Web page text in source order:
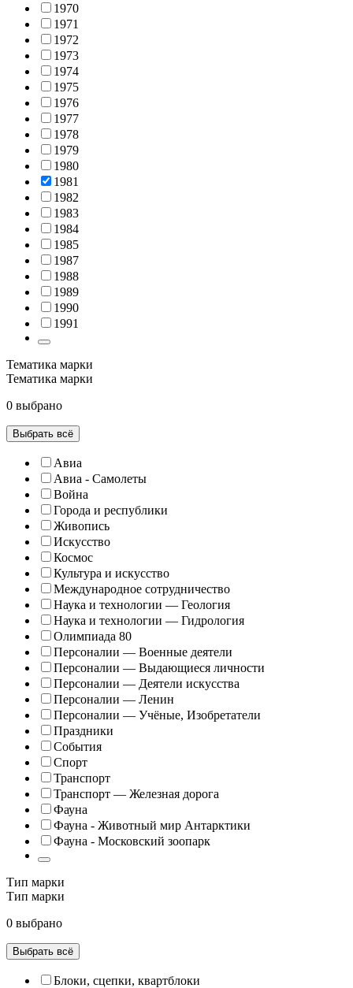
1970
1971
1972
1973
1974
1975
1976
1977
1978
1979
1980
1981
1982
1983
1984
1985
1987
1988
1989
1990
1991
Тематика марки
Тематика марки
0 выбрано
Выбрать всё
Авиа
Авиа - Самолеты
Война
Города и республики
Живопись
Искусство
Космос
Культура и искусство
Международное сотрудничество
Наука и технологии — Геология
Наука и технологии — Гидрология
Олимпиада 80
Персоналии — Военные деятели
Персоналии — Выдающиеся личности
Персоналии — Деятели искусства
Персоналии — Ленин
Персоналии — Учёные, Изобретатели
Праздники
События
Спорт
Транспорт
Транспорт — Железная дорога
Фауна
Фауна - Животный мир Антарктики
Фауна - Московский зоопарк
Тип марки
Тип марки
0 выбрано
Выбрать всё
Блоки, сцепки, квартблоки